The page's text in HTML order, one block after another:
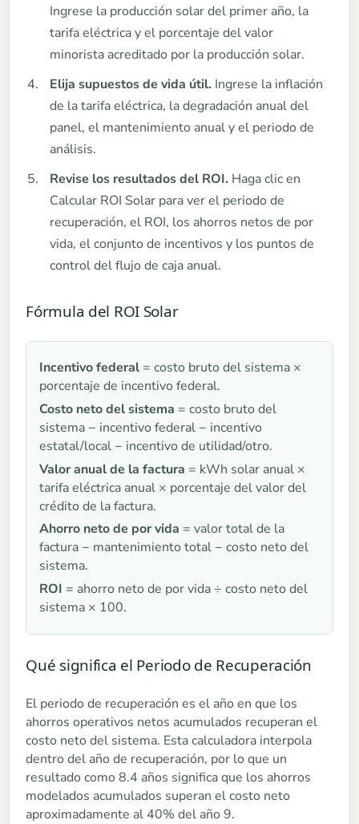
Ingrese la producción solar del primer año, la
tarifa eléctrica y el porcentaje del valor
minorista acreditado por la producción solar.
Elija supuestos de vida útil. Ingrese la inflación
de la tarifa eléctrica, la degradación anual del
panel, el mantenimiento anual y el periodo de
análisis.
Revise los resultados del ROI. Haga clic en
Calcular ROI Solar para ver el periodo de
recuperación, el ROI, los ahorros netos de por
vida, el conjunto de incentivos y los puntos de
control del flujo de caja anual.
Fórmula del ROI Solar
Incentivo federal = costo bruto del sistema ×
porcentaje de incentivo federal.
Costo neto del sistema = costo bruto del
sistema − incentivo federal − incentivo
estatal/local − incentivo de utilidad/otro.
Valor anual de la factura = kWh solar anual ×
tarifa eléctrica anual × porcentaje del valor del
crédito de la factura.
Ahorro neto de por vida = valor total de la
factura − mantenimiento total − costo neto del
sistema.
ROI = ahorro neto de por vida ÷ costo neto del
sistema × 100.
Qué significa el Periodo de Recuperación
El periodo de recuperación es el año en que los
ahorros operativos netos acumulados recuperan el
costo neto del sistema. Esta calculadora interpola
dentro del año de recuperación, por lo que un
resultado como 8.4 años significa que los ahorros
modelados acumulados superan el costo neto
aproximadamente al 40% del año 9.